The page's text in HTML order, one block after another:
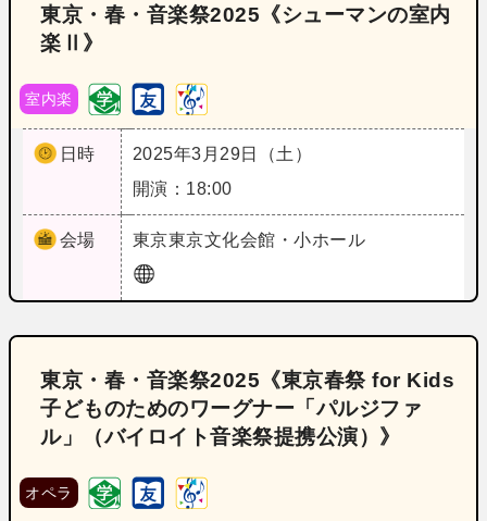
東京・春・音楽祭2025《シューマンの室内
楽Ⅱ》
室内楽
日時
2025年3月29日（土）
開演：18:00
会場 東京東京文化会館・小ホール
東京・春・音楽祭2025《東京春祭 for Kids
子どものためのワーグナー「パルジファ
ル」（バイロイト音楽祭提携公演）》
オペラ